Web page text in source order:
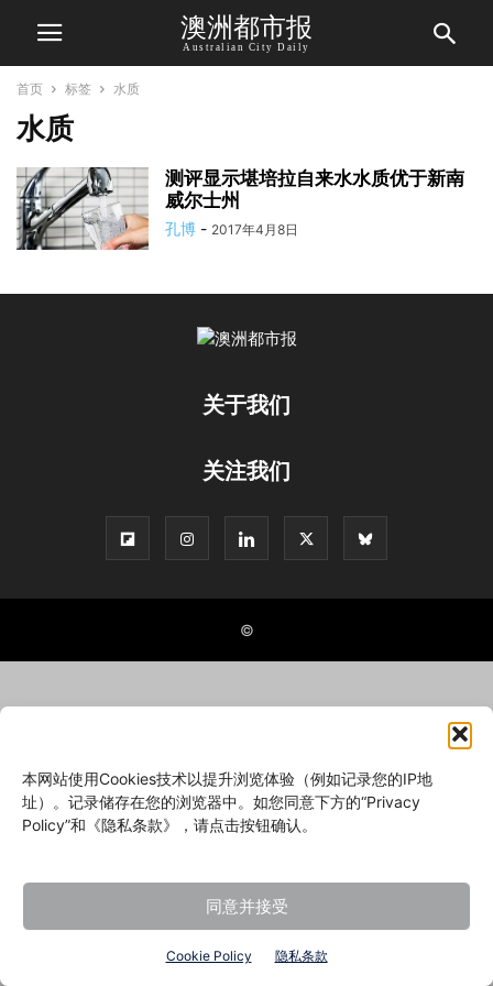
本网站使用Cookies技术以提升浏览体验（例如记录您的IP地
址）。记录储存在您的浏览器中。如您同意下方的“Privacy
Policy”和《隐私条款》，请点击按钮确认。
同意并接受
Cookie Policy 隐私条款
澳洲都市报
Australian City Daily
首页 标签 水质
水质
测评显示堪培拉自来水水质优于新南
威尔士州
孔博 - 2017年4月8日
关于我们
关注我们
©